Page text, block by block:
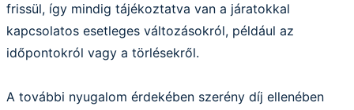
frissül, így mindig tájékoztatva van a járatokkal
kapcsolatos esetleges változásokról, például az
időpontokról vagy a törlésekről.
A további nyugalom érdekében szerény díj ellenében